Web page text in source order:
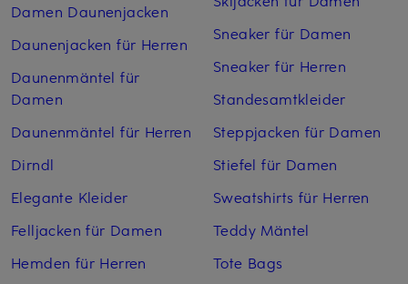
Damen Daunenjacken
Daunenjacken für Herren
Daunenmäntel für
Damen
Daunenmäntel für Herren
Dirndl
Elegante Kleider
Felljacken für Damen
Hemden für Herren
Sneaker für Damen
Sneaker für Herren
Standesamtkleider
Steppjacken für Damen
Stiefel für Damen
Sweatshirts für Herren
Teddy Mäntel
Tote Bags